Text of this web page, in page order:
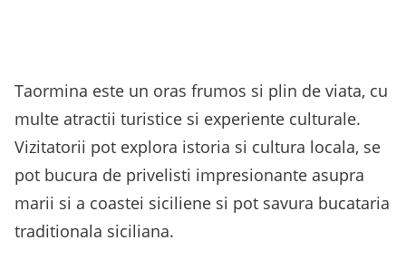
Taormina este un oras frumos si plin de viata, cu
multe atractii turistice si experiente culturale.
Vizitatorii pot explora istoria si cultura locala, se
pot bucura de privelisti impresionante asupra
marii si a coastei siciliene si pot savura bucataria
traditionala siciliana.